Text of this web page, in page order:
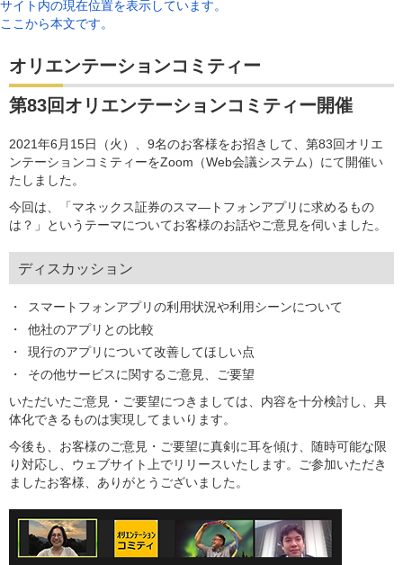
サイト内の現在位置を表示しています。
ここから本文です。
オリエンテーションコミティー
第83回オリエンテーションコミティー開催
2021年6月15日（火）、9名のお客様をお招きして、第83回オリエ
ンテーションコミティーをZoom（Web会議システム）にて開催い
たしました。
今回は、「マネックス証券のスマ―トフォンアプリに求めるもの
は？」というテーマについてお客様のお話やご意見を伺いました。
ディスカッション
スマートフォンアプリの利用状況や利用シーンについて
他社のアプリとの比較
現行のアプリについて改善してほしい点
その他サービスに関するご意見、ご要望
いただいたご意見・ご要望につきましては、内容を十分検討し、具
体化できるものは実現してまいります。
今後も、お客様のご意見・ご要望に真剣に耳を傾け、随時可能な限
り対応し、ウェブサイト上でリリースいたします。ご参加いただき
ましたお客様、ありがとうございました。